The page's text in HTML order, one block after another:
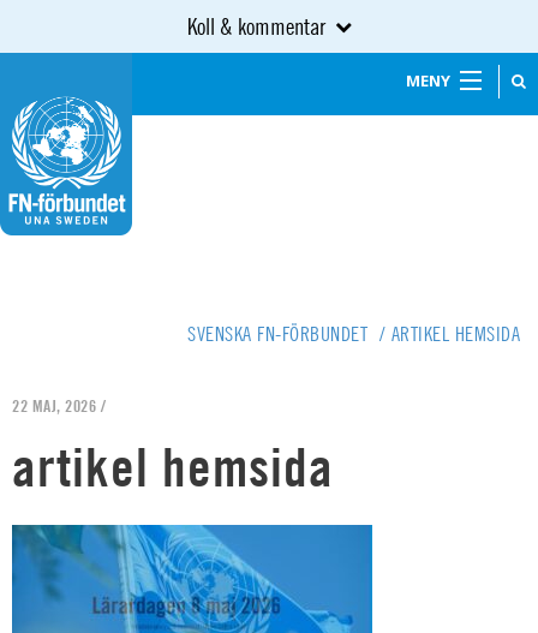
Koll & kommentar
MENY
SVENSKA FN-FÖRBUNDET / ARTIKEL HEMSIDA
22 MAJ, 2026 /
artikel hemsida